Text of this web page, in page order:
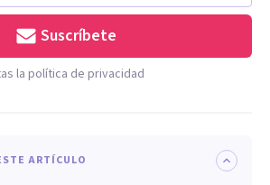
Suscríbete
la política de privacidad
ARTÍCULO